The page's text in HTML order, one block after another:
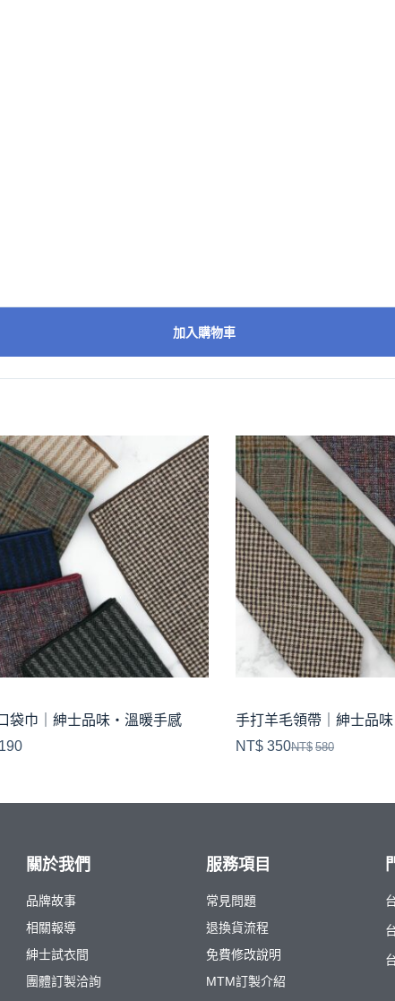
加入購物車
袋巾｜紳士品味・溫暖手感
190
手打羊毛領帶｜紳士品
NT$ 580
NT$ 350
關於我們
品牌故事
相關報導
紳士試衣間
團體訂製洽詢
服務項目
常見問題
退換貨流程
免費修改說明
MTM訂製介紹